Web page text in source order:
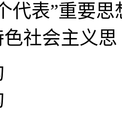
代表”重要
社会主义思